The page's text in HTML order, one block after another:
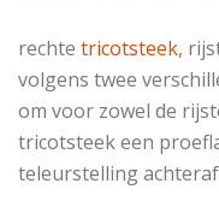
rechte tricotsteek,
volgens twee
om voor zowel de
tricotsteek een
teleurstelling